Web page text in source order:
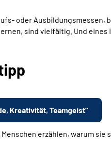
oder Ausbildungsmessen,
sind vielfältig. Und
Kreativität, Teamgeist"
erzählen, warum